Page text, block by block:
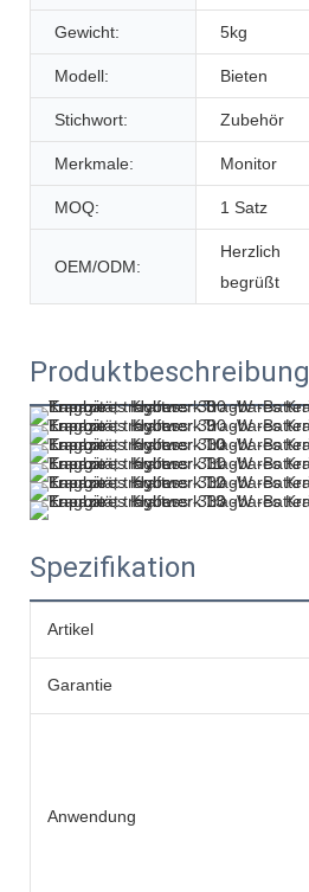
Gewicht: 5kg
Modell: Bieten
Stichwort: Zubehör
Merkmale: Monitor
MOQ: 1 Satz
OEM/ODM:
Herzlich
begrüßt
Produktbeschreibung
Spezifikation
Artikel
Garantie
Anwendung